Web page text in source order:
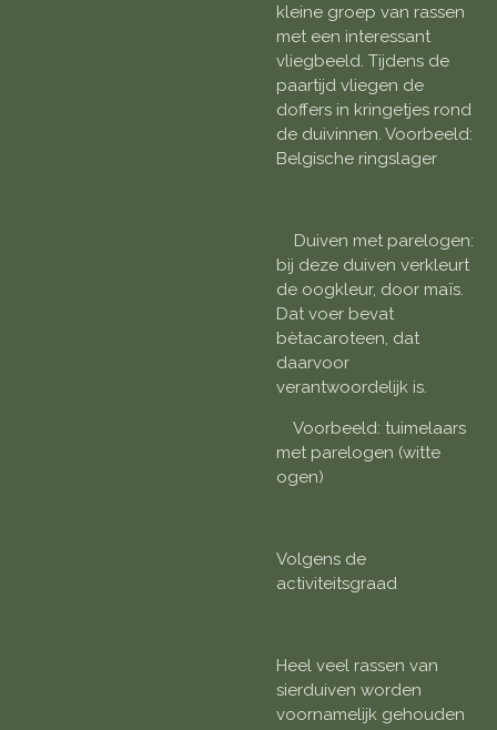
kleine groep van rassen
met een interessant
vliegbeeld. Tijdens de
paartijd vliegen de
doffers in kringetjes rond
de duivinnen. Voorbeeld:
Belgische ringslager
Duiven met parelogen:
bij deze duiven verkleurt
de oogkleur, door maïs.
Dat voer bevat
bètacaroteen, dat
daarvoor
verantwoordelijk is.
Voorbeeld: tuimelaars
met parelogen (witte
ogen)
Volgens de
activiteitsgraad
Heel veel rassen van
sierduiven worden
voornamelijk gehouden